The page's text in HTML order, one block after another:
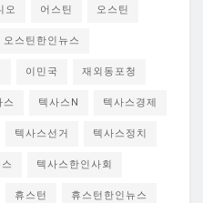
오 어스틴 오스틴
오스틴한인뉴스
이민국 재외동포청
스 텍사스N 텍사스경제
텍사스선거 텍사스정치
텍사스한인사회
휴스턴 휴스턴한인뉴스